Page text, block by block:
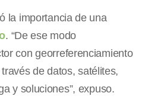
la importancia de una
. “De ese modo
con georreferenciamiento
de datos, satélites,
y soluciones”, expuso.